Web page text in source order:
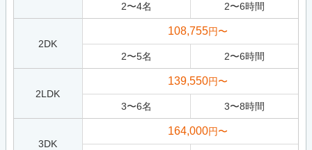
2〜4名 2〜6時間
2DK
108,755円〜
2〜5名 2〜6時間
2LDK
139,550円〜
3〜6名 3〜8時間
3DK
164,000円〜